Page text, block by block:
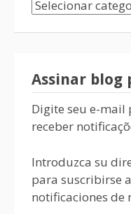
Assinar blog
Digite seu e-mail
receber
Introduzca su
para suscribirse
notificaciones de